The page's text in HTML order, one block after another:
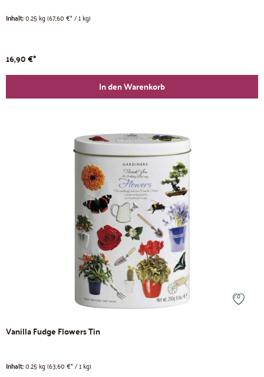
Inhalt:0.25 kg(67,60 €* / 1 kg)
16,90 €*
In den Warenkorb
Vanilla Fudge Flowers Tin
Inhalt:0.25 kg(63,60 €* / 1 kg)